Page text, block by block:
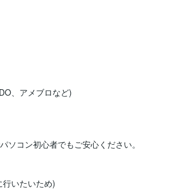
、アメブロなど)
ソコン初心者でもご安心ください。
いたいため)